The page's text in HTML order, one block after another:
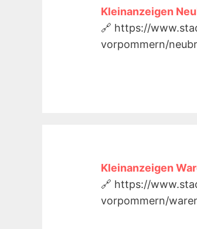
Kleinanzeigen
🔗 https://
vorpommern/
Kleinanzeigen
🔗 https://
vorpommern/